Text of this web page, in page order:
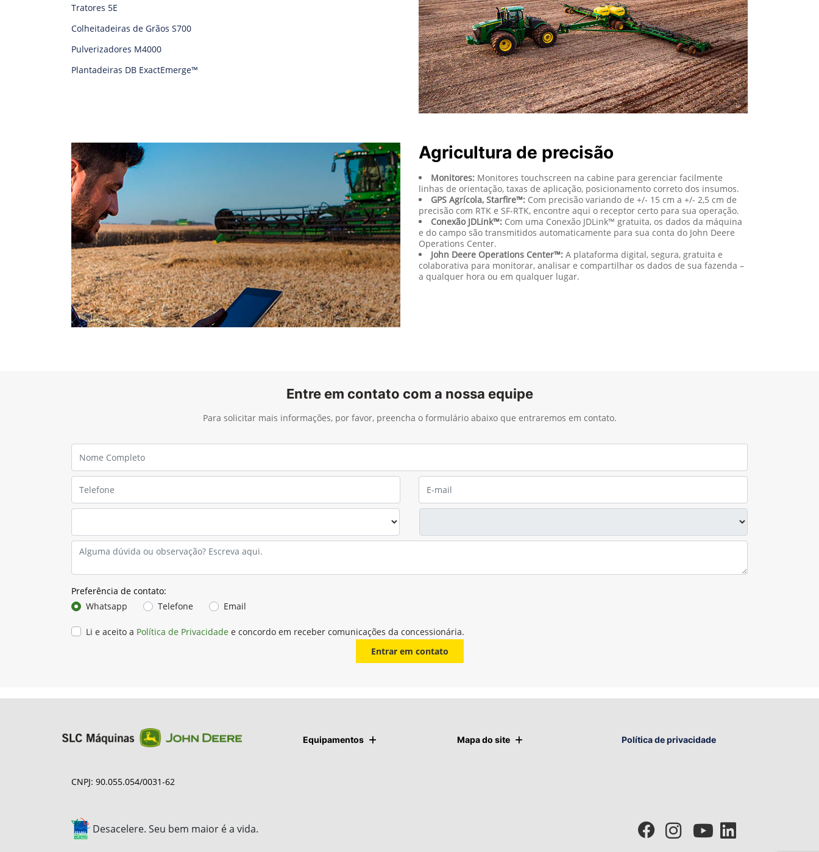
Tratores 5E
Colheitadeiras de Grãos S700
Pulverizadores M4000
Plantadeiras DB ExactEmerge™
Agricultura de precisão
Monitores: Monitores touchscreen na cabine para gerenciar facilmente
linhas de orientação, taxas de aplicação, posicionamento correto dos insumos.
GPS Agrícola, Starfire™: Com precisão variando de +/- 15 cm a +/- 2,5 cm de
precisão com RTK e SF-RTK, encontre aqui o receptor certo para sua operação.
Conexão JDLink™: Com uma Conexão JDLink™ gratuita, os dados da máquina
e do campo são transmitidos automaticamente para sua conta do John Deere
Operations Center.
John Deere Operations Center™: A plataforma digital, segura, gratuita e
colaborativa para monitorar, analisar e compartilhar os dados de sua fazenda –
a qualquer hora ou em qualquer lugar.
Entre em contato com a nossa equipe
Para solicitar mais informações, por favor, preencha o formulário abaixo que entraremos em contato.
Preferência de contato:
Whatsapp
Telefone Email
Li e aceito a Política de Privacidade e concordo em receber comunicações da concessionária.
Entrar em contato
Equipamentos Mapa do site Política de privacidade
CNPJ: 90.055.054/0031-62
Desacelere. Seu bem maior é a vida.